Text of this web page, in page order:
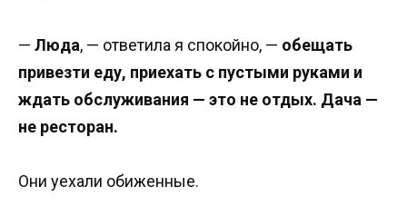
— Люда, — ответила я спокойно, — обещать
привезти еду, приехать с пустыми руками и
ждать обслуживания — это не отдых. Дача —
не ресторан.
Они уехали обиженные.